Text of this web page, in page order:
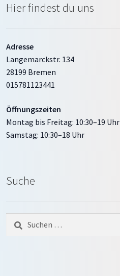
Hier findest du uns
Adresse
Langemarckstr. 134
28199 Bremen
015781123441
Öffnungszeiten
Montag bis Freitag: 10:30–19 Uhr
Samstag: 10:30–18 Uhr
Suche
Suche
nach: